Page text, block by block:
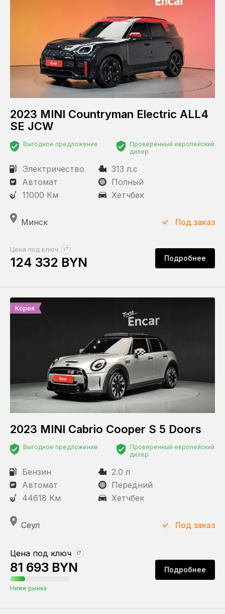
2023 MINI Countryman Electric ALL4
SE JCW
Выгодное предложение
Проверенный европейский
дилер
Электричество
313 л.с
Автомат
Полный
11000 Км
Хетчбек
Минск
Цена под ключ ?
124 332 BYN Подробнее
Под заказ
Корея
2023 MINI Cabrio Cooper S 5 Doors
Выгодное предложение
Проверенный европейский
дилер
Бензин
2.0 л
Автомат
Передний
44618 Км
Хетчбек
Сеул
Цена под ключ ?
81 693 BYN
Ниже рынка
Подробнее
Под заказ